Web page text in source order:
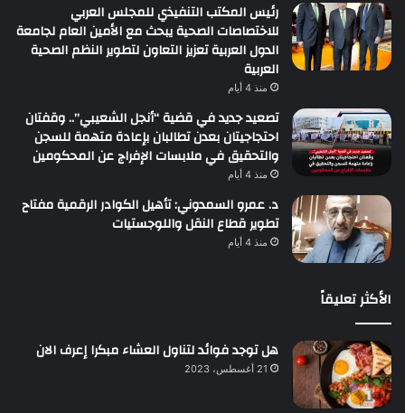
رئيس المكتب التنفيذي للمجلس العربي
للاختصاصات الصحية يبحث مع الأمين العام لجامعة
الدول العربية تعزيز التعاون لتطوير النظم الصحية
العربية
منذ 4 أيام
تصعيد جديد في قضية “أنجل الشعيبي”.. وقفتان
احتجاجيتان بعدن تطالبان بإعادة متهمة للسجن
والتحقيق في ملابسات الإفراج عن المحكومين
منذ 4 أيام
د. عمرو السمدوني: تأهيل الكوادر الرقمية مفتاح
تطوير قطاع النقل واللوجستيات
منذ 4 أيام
الأكثر تعليقاً
هل توجد فوائد لتناول العشاء مبكرا إعرف الان
21 أغسطس، 2023